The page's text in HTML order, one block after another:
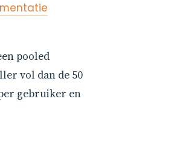
pooled
vol dan de 50
gebruiker en